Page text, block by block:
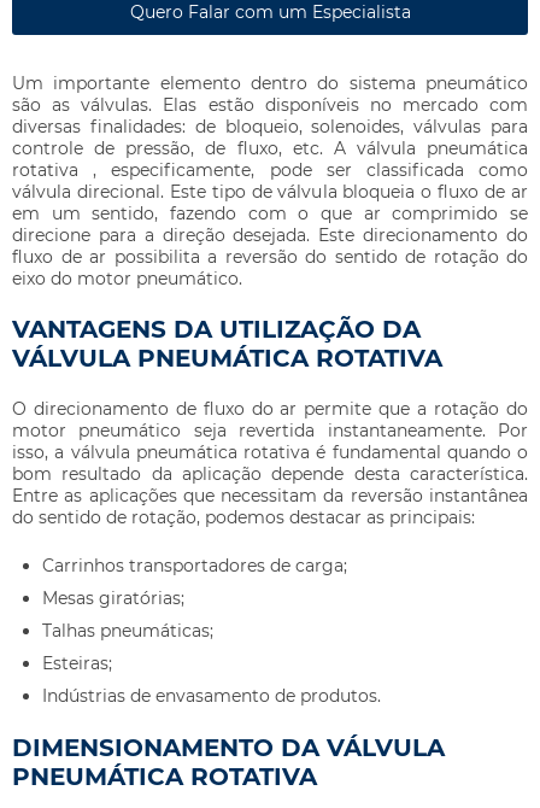
Quero Falar com um Especialista
Um importante elemento dentro do sistema pneumático
são as válvulas. Elas estão disponíveis no mercado com
diversas finalidades: de bloqueio, solenoides, válvulas para
controle de pressão, de fluxo, etc. A válvula pneumática
rotativa , especificamente, pode ser classificada como
válvula direcional. Este tipo de válvula bloqueia o fluxo de ar
em um sentido, fazendo com o que ar comprimido se
direcione para a direção desejada. Este direcionamento do
fluxo de ar possibilita a reversão do sentido de rotação do
eixo do motor pneumático.
VANTAGENS DA UTILIZAÇÃO DA
VÁLVULA PNEUMÁTICA ROTATIVA
O direcionamento de fluxo do ar permite que a rotação do
motor pneumático seja revertida instantaneamente. Por
isso, a válvula pneumática rotativaé fundamental quando o
bom resultado da aplicação depende desta característica.
Entre as aplicações que necessitam da reversão instantânea
do sentido de rotação, podemos destacar as principais:
Carrinhos transportadores de carga;
Mesas giratórias;
Talhas pneumáticas;
Esteiras;
Indústrias de envasamento de produtos.
DIMENSIONAMENTO DA VÁLVULA
PNEUMÁTICA ROTATIVA